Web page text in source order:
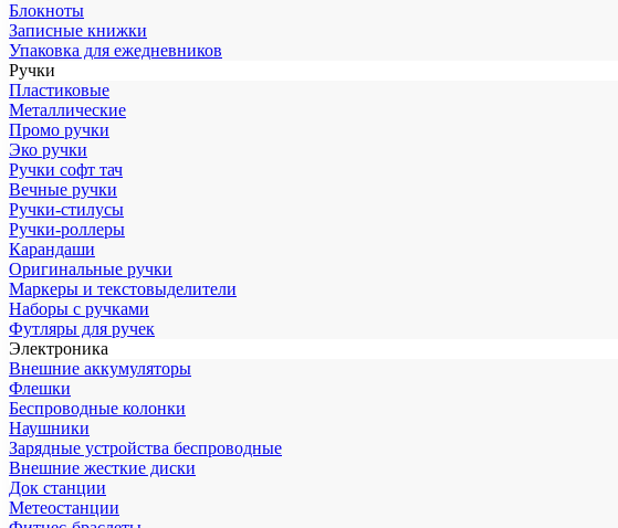
Блокноты
Записные книжки
Упаковка для ежедневников
Ручки
Пластиковые
Металлические
Промо ручки
Эко ручки
Ручки софт тач
Вечные ручки
Ручки-стилусы
Ручки-роллеры
Карандаши
Оригинальные ручки
Маркеры и текстовыделители
Наборы с ручками
Футляры для ручек
Электроника
Внешние аккумуляторы
Флешки
Беспроводные колонки
Наушники
Зарядные устройства беспроводные
Внешние жесткие диски
Док станции
Метеостанции